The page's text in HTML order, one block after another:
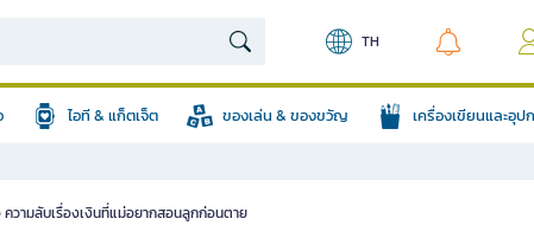
TH
ไอที & แก็ตเจ็ต ของเล่น & ของขวัญ เครื่องเขียนและอุ
วามลับเรื่องเงินที่แม่อยากสอนลูกก่อนตาย